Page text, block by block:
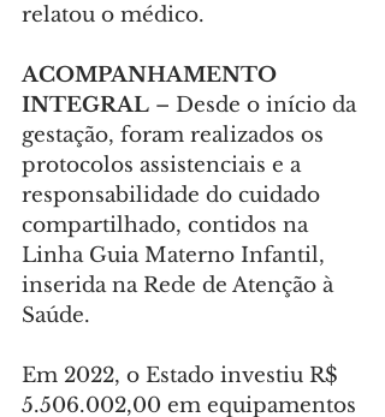
relatou o médico.
ACOMPANHAMENTO
INTEGRAL – Desde o início da
gestação, foram realizados os
protocolos assistenciais e a
responsabilidade do cuidado
compartilhado, contidos na
Linha Guia Materno Infantil,
inserida na Rede de Atenção à
Saúde.
Em 2022, o Estado investiu R$
5.506.002,00 em equipamentos